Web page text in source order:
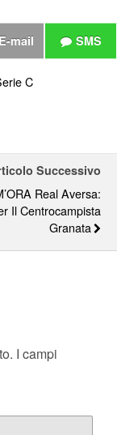
E-mail SMS
C
Successivo
Real Aversa:
Il Centrocampista
Granata
I campi